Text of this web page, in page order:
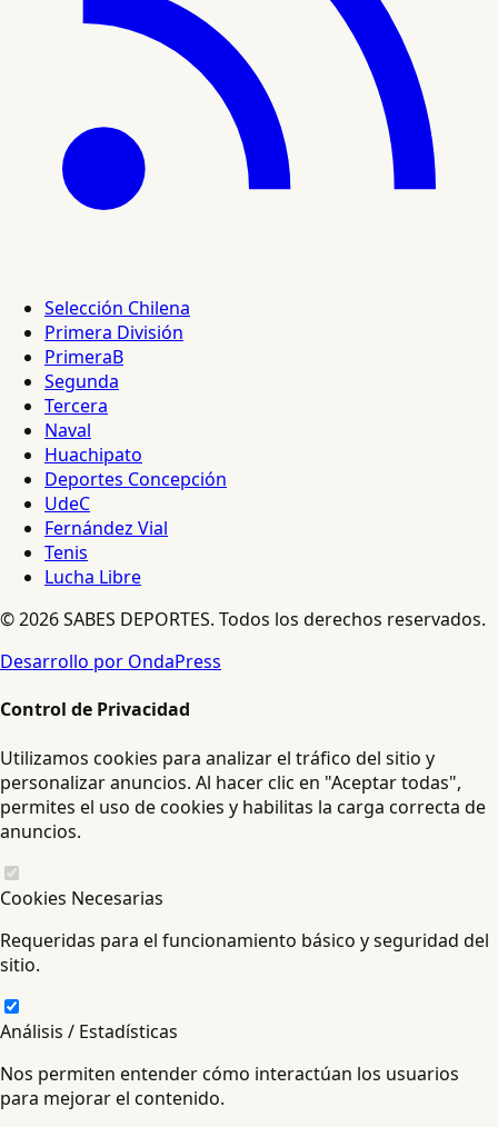
Selección Chilena
Primera División
PrimeraB
Segunda
Tercera
Naval
Huachipato
Deportes Concepción
UdeC
Fernández Vial
Tenis
Lucha Libre
© 2026 SABES DEPORTES. Todos los derechos reservados.
Desarrollo por OndaPress
Control de Privacidad
Utilizamos cookies para analizar el tráfico del sitio y
personalizar anuncios. Al hacer clic en "Aceptar todas",
permites el uso de cookies y habilitas la carga correcta de
anuncios.
Cookies Necesarias
Requeridas para el funcionamiento básico y seguridad del
sitio.
Análisis / Estadísticas
Nos permiten entender cómo interactúan los usuarios
para mejorar el contenido.